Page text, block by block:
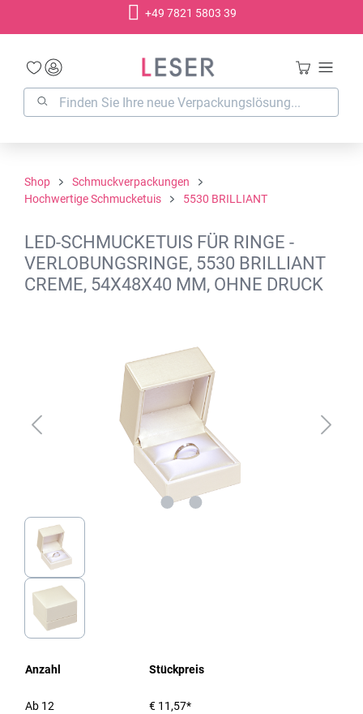
+49 7821 5803 39
Shop
Schmuckverpackungen
Hochwertige Schmucketuis
5530 BRILLIANT
LED-SCHMUCKETUIS FÜR RINGE -
VERLOBUNGSRINGE, 5530 BRILLIANT
CREME, 54X48X40 MM, OHNE DRUCK
Anzahl Stückpreis
Ab 12 € 11,57*